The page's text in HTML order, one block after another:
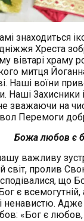
знаходиться
Хреста
вівтарі
митця
Наші воїни
Наші
зважаючи на
Перемоги
Божа любов є
важливу
світ, пролив
що
є
ненавистю.
«Бог є любов,